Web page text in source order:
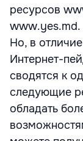
ресурсов
www.yes.md.
Но, в
Интернет-
сводятся к
следующие
обладать